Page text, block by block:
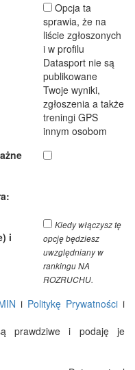
Opcja ta
sprawia, że na
liście zgłoszonych
i w profilu
Datasport nie są
publikowane
Twoje wyniki,
zgłoszenia a także
treningi GPS
innym osobom
i
Kiedy włączysz tę
opcję będziesz
uwzględniany w
rankingu NA
ROZRUCHU.
i Politykę Prywatności i
prawdziwe i podaję je